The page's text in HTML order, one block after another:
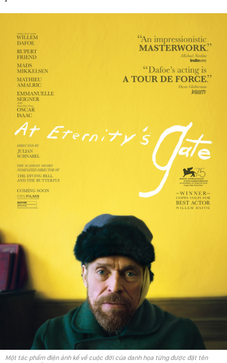
Một tác phẩm điện ảnh kể về cuộc đời của danh họa từng được đặt tên